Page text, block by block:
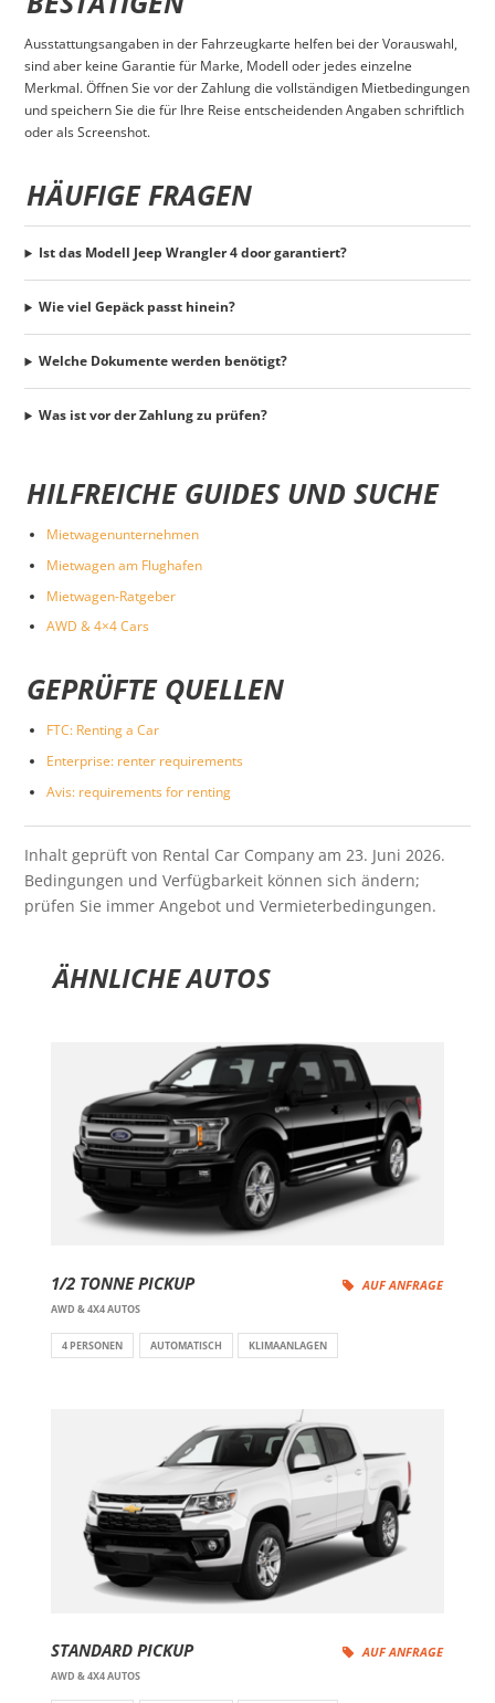
Ausstattungsangaben in der Fahrzeugkarte helfen bei der Vorauswahl,
sind aber keine Garantie für Marke, Modell oder jedes einzelne
Merkmal. Öffnen Sie vor der Zahlung die vollständigen Mietbedingungen
und speichern Sie die für Ihre Reise entscheidenden Angaben schriftlich
oder als Screenshot.
HÄUFIGE FRAGEN
Ist das Modell Jeep Wrangler 4 door garantiert?
Wie viel Gepäck passt hinein?
Welche Dokumente werden benötigt?
Was ist vor der Zahlung zu prüfen?
HILFREICHE GUIDES UND SUCHE
Mietwagenunternehmen
Mietwagen am Flughafen
Mietwagen-Ratgeber
AWD & 4×4 Cars
GEPRÜFTE QUELLEN
FTC: Renting a Car
Enterprise: renter requirements
Avis: requirements for renting
Inhalt geprüft von Rental Car Company am 23. Juni 2026.
Bedingungen und Verfügbarkeit können sich ändern;
prüfen Sie immer Angebot und Vermieterbedingungen.
ÄHNLICHE AUTOS
1/2 TONNE PICKUP
AWD & 4X4 AUTOS
AUF ANFRAGE
4 PERSONEN AUTOMATISCH KLIMAANLAGEN
STANDARD PICKUP
AWD & 4X4 AUTOS
AUF ANFRAGE